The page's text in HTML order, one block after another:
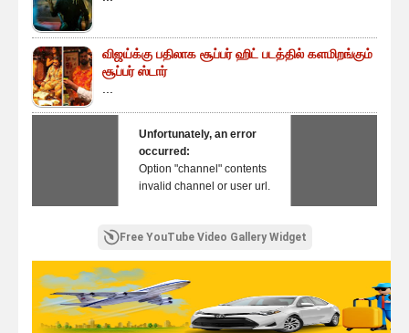
விஜய்க்கு பதிலாக சூப்பர் ஹிட் படத்தில் களமிறங்கும்
சூப்பர் ஸ்டார்
Unfortunately, an error
occurred:
Option "channel" contents
invalid channel or user url.
Free YouTube Video Gallery Widget